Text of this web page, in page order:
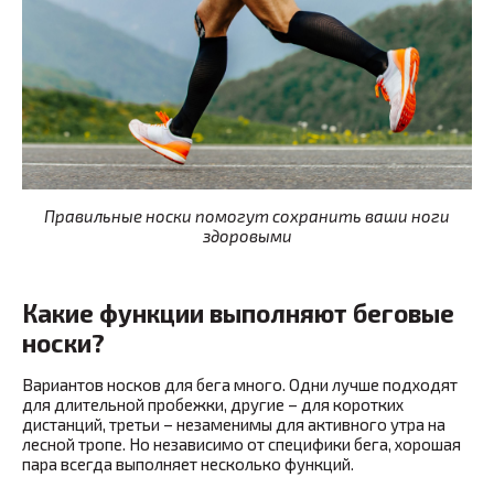
Правильные носки помогут сохранить ваши ноги
здоровыми
Какие функции выполняют беговые
носки?
Вариантов носков для бега много. Одни лучше подходят
для длительной пробежки, другие – для коротких
дистанций, третьи – незаменимы для активного утра на
лесной тропе. Но независимо от специфики бега, хорошая
пара всегда выполняет несколько функций.